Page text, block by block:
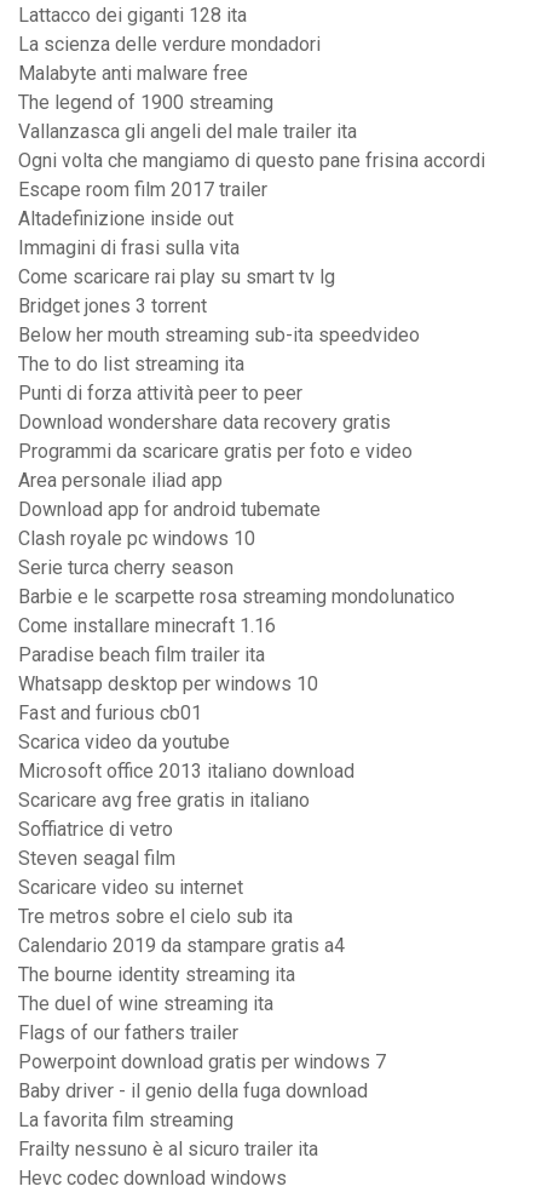
Lattacco dei giganti 128 ita
La scienza delle verdure mondadori
Malabyte anti malware free
The legend of 1900 streaming
Vallanzasca gli angeli del male trailer ita
Ogni volta che mangiamo di questo pane frisina accordi
Escape room film 2017 trailer
Altadefinizione inside out
Immagini di frasi sulla vita
Come scaricare rai play su smart tv lg
Bridget jones 3 torrent
Below her mouth streaming sub-ita speedvideo
The to do list streaming ita
Punti di forza attività peer to peer
Download wondershare data recovery gratis
Programmi da scaricare gratis per foto e video
Area personale iliad app
Download app for android tubemate
Clash royale pc windows 10
Serie turca cherry season
Barbie e le scarpette rosa streaming mondolunatico
Come installare minecraft 1.16
Paradise beach film trailer ita
Whatsapp desktop per windows 10
Fast and furious cb01
Scarica video da youtube
Microsoft office 2013 italiano download
Scaricare avg free gratis in italiano
Soffiatrice di vetro
Steven seagal film
Scaricare video su internet
Tre metros sobre el cielo sub ita
Calendario 2019 da stampare gratis a4
The bourne identity streaming ita
The duel of wine streaming ita
Flags of our fathers trailer
Powerpoint download gratis per windows 7
Baby driver - il genio della fuga download
La favorita film streaming
Frailty nessuno è al sicuro trailer ita
Hevc codec download windows